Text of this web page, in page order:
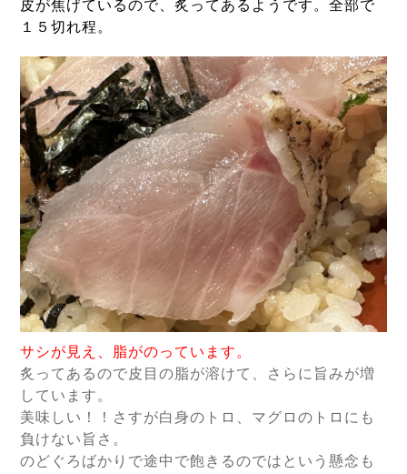
皮が焦げているので、炙ってあるようです。全部で
１５切れ程。
サシが見え、脂がのっています。
炙ってあるので皮目の脂が溶けて、さらに旨みが増
しています。
美味しい！！さすが白身のトロ、マグロのトロにも
負けない旨さ。
のどぐろばかりで途中で飽きるのではという懸念も